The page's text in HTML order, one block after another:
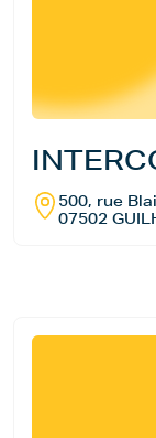
500, rue
07502